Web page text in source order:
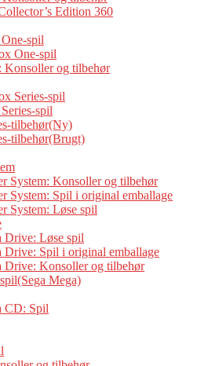
Edition 360
spil
One-spil
Konsoller og tilbehør
Series-spil
spil
tilbehør(Ny)
tilbehør(Brugt)
System: Konsoller og tilbehør
System: Spil i original emballage
System: Løse spil
Drive: Løse spil
Drive: Spil i original emballage
Drive: Konsoller og tilbehør
Mega)
CD: Spil